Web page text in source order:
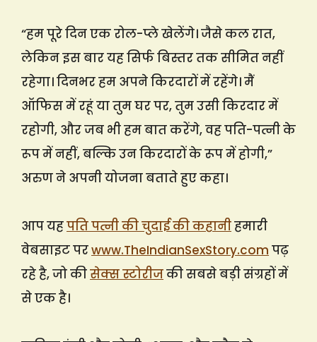
“हम पूरे दिन एक रोल-प्ले खेलेंगे। जैसे कल रात,
लेकिन इस बार यह सिर्फ बिस्तर तक सीमित नहीं
रहेगा। दिनभर हम अपने किरदारों में रहेंगे। मैं
ऑफिस में रहूं या तुम घर पर, तुम उसी किरदार में
रहोगी, और जब भी हम बात करेंगे, वह पति-पत्नी के
रूप में नहीं, बल्कि उन किरदारों के रूप में होगी,”
अरुण ने अपनी योजना बताते हुए कहा।
आप यहपति पत्नी की चुदाई की कहानीहमारी
वेबसाइट परwww.TheIndianSexStory.com पढ़
रहे है, जो कीसेक्स स्टोरीजकी सबसे बड़ी संग्रहों में
से एक है।